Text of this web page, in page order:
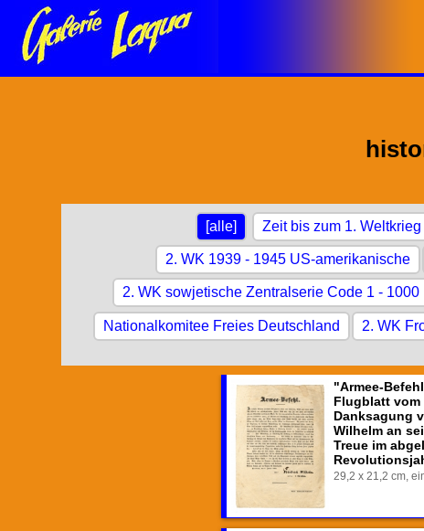
[alle] Zeit bis zum 1. Weltkrieg
2. WK 1939 - 1945 US-amerikanische
2. WK sowjetische Zentralserie Code 1 - 1000
Nationalkomitee Freies Deutschland 2. WK
"Armee-
Flugblatt vom
Danksagung
Wilhelm an
Treue im
29,2 x 21,2 cm,